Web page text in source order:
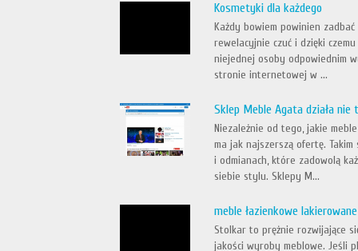
Kosmetyki dla każdego
Każdy bowiem powinien
rewelacyjnie czuć i dzięki
niejednej osoby odpowiednim
stronie internetowej w ...
Sklep Meble Agata działa nie
Niezależnie od tego, jakie
ma jak najszerszą ofertę.
i odmianach, które zadowolą
siebie stylu. Sklepy M...
meble łazienkowe
Stolkar to prężnie rozwijające
jakości wyroby meblowe. Jeśli